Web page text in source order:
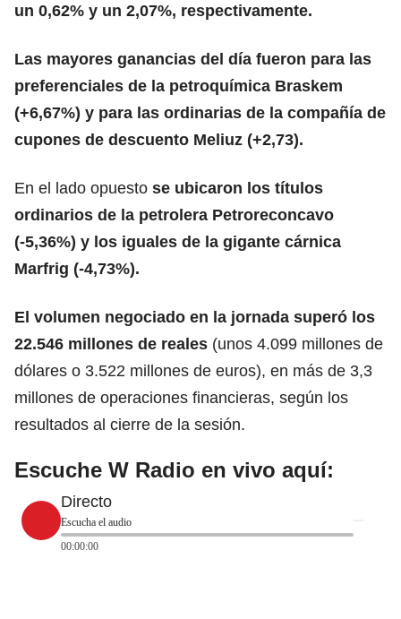
un 0,62% y un 2,07%, respectivamente.
Las mayores ganancias del día fueron para las
preferenciales de la petroquímica Braskem
(+6,67%) y para las ordinarias de la compañía de
cupones de descuento Meliuz (+2,73).
En el lado opuesto se ubicaron los títulos
ordinarios de la petrolera Petroreconcavo
(-5,36%) y los iguales de la gigante cárnica
Marfrig (-4,73%).
El volumen negociado en la jornada superó los
22.546 millones de reales (unos 4.099 millones de
dólares o 3.522 millones de euros), en más de 3,3
millones de operaciones financieras, según los
resultados al cierre de la sesión.
Escuche W Radio en vivo aquí:
Directo
Escucha el audio
00:00:00